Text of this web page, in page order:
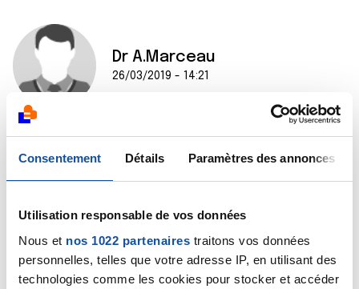
Consentement Détails Paramètres des annonces
Utilisation responsable de vos données
Nous et nos 1022 partenaires traitons vos données
personnelles, telles que votre adresse IP, en utilisant des
technologies comme les cookies pour stocker et accéder
Dr A.Marceau
26/03/2019 - 14:21
Je comprends votre inquiétude. Mais je suis dans
l'incapacité de répondre à votre attente. Pour se
parfaitement le patient et l'ensemble de ses données
médicales. Seul son médecin pourra vous renseigner.
Bien cordialement
Dr A.Marceau